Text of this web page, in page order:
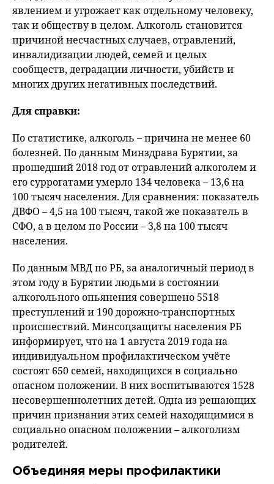
явлением и угрожает как отдельному человеку,
так и обществу в целом. Алкоголь становится
причиной несчастных случаев, отравлений,
инвалидизации людей, семей и целых
сообществ, деградации личности, убийств и
многих других негативных последствий.
Для справки:
По статистике, алкоголь – причина не менее 60
болезней. По данным Минздрава Бурятии, за
прошедший 2018 год от отравлений алкоголем и
его суррогатами умерло 134 человека – 13,6 на
100 тысяч населения. Для сравнения: показатель
ДВФО – 4,5 на 100 тысяч, такой же показатель в
СФО, а в целом по России – 3,8 на 100 тысяч
населения.
По данным МВД по РБ, за аналогичный период в
этом году в Бурятии людьми в состоянии
алкогольного опьянения совершено 5518
преступлений и 190 дорожно-транспортных
происшествий. Минсоцзащиты населения РБ
информирует, что на 1 августа 2019 года на
индивидуальном профилактическом учёте
состоят 650 семей, находящихся в социально
опасном положении. В них воспитываются 1528
несовершеннолетних детей. Одна из решающих
причин признания этих семей находящимися в
социально опасном положении – алкоголизм
родителей.
Объединяя меры профилактики